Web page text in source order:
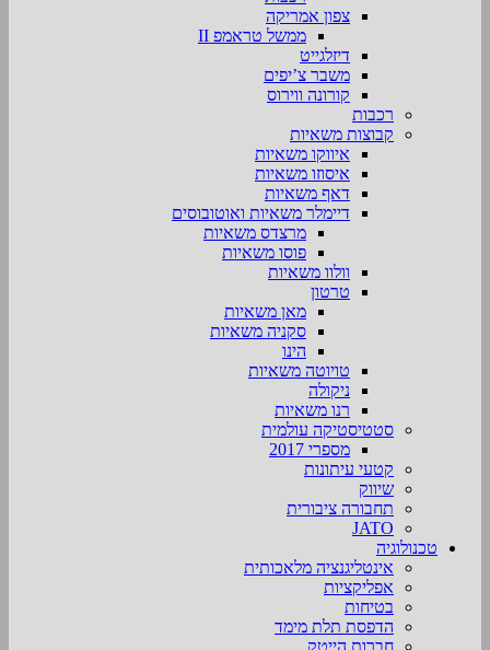
צפון אמריקה
ממשל טראמפ II
דיזלגייט
משבר צ’יפים
קורונה ווירוס
רכבות
קבוצות משאיות
איווקו משאיות
איסוזו משאיות
דאף משאיות
דיימלר משאיות ואוטובוסים
מרצדס משאיות
פוסו משאיות
וולוו משאיות
טרטון
מאן משאיות
סקניה משאיות
הינו
טויוטה משאיות
ניקולה
רנו משאיות
סטטיסטיקה עולמית
מספרי 2017
קטעי עיתונות
שיווק
תחבורה ציבורית
JATO
טכנולוגיה
אינטליגנציה מלאכותית
אפליקציות
בטיחות
הדפסת תלת מימד
חברות הייטק